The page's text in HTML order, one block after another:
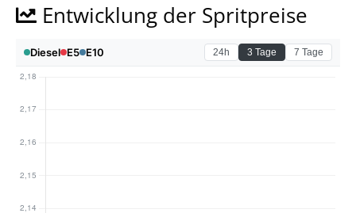
Entwicklung der Spritpreise